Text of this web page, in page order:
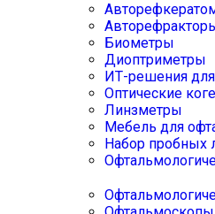
Биометры
Диоптриметры
ИТ-решения
Оптические
Линзметры
Мебель для
Набор пробных